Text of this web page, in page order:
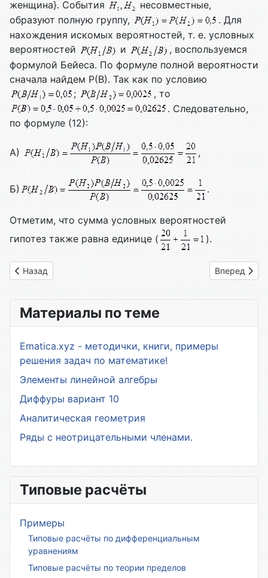
женщина}. События
несовместные,
образуют полную группу,
. Для
нахождения искомых вероятностей, т. е. условных
вероятностей
и
, воспользуемся
формулой Бейеса. По формуле полной вероятности
сначала найдем P(B). Так как по условию
;
, то
. Следовательно,
по формуле (12):
А) ,
Б) .
Отметим, что сумма условных вероятностей
гипотез также равна единице (
).
Предыдущий: 5.1. Формула полной вероятности. Формула
Назад Следующий:
Вперед
Материалы по теме
Ematica.xyz - методички, книги, примеры
решения задач по математике!
Элементы линейной алгебры
Диффуры вариант 10
Аналитическая геометрия
Ряды с неотрицательными членами.
Типовые расчёты
Примеры
Типовые расчёты по дифференциальным
уравнениям
Типовые расчёты по теории пределов